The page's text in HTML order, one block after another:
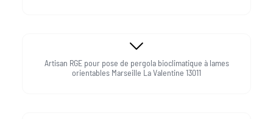
Artisan RGE pour pose de pergola bioclimatique à lames
orientables Marseille La Valentine 13011